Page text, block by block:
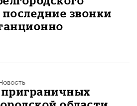
звонки